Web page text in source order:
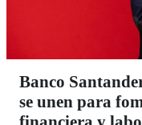
Banco
se unen para